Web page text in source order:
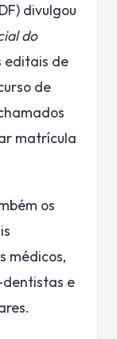
divulgou
do
editais de
de
matrícula
os
médicos,
e